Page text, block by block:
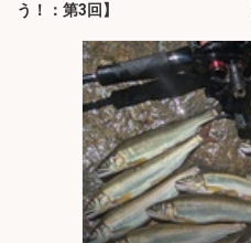
う！：第3回】